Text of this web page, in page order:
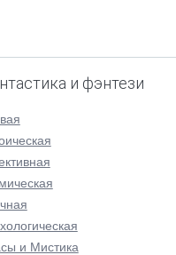
и фэнтези
и Мистика